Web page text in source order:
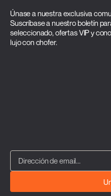
Únase a nuestra exclusiva
Suscríbase a nuestro boletín
seleccionado, ofertas VIP y
lujo con chofer.